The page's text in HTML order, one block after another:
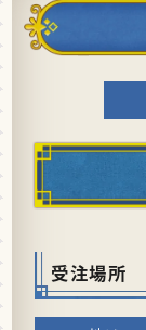
受注場所